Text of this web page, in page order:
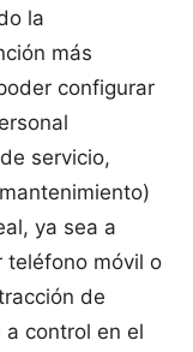
la
más
configurar
servicio,
ya sea a
teléfono móvil o
de
control en el